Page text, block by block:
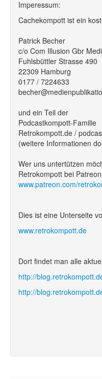
Imperessum:
Cachekompott ist ein
Patrick Becher
c/o Com Illusion Gbr
Fuhlsbüttler Strasse 490
22309 Hamburg
0177 / 7224633
und ein Teil der
Podcastkompott-Familie
Retrokompott.de /
(weitere Informationen
Wer uns untertützen
Retrokompott bei
www.patreon.com/
Dies ist eine Unterseite
www.retrokompott.de
Dort findet man alle
http://
http://